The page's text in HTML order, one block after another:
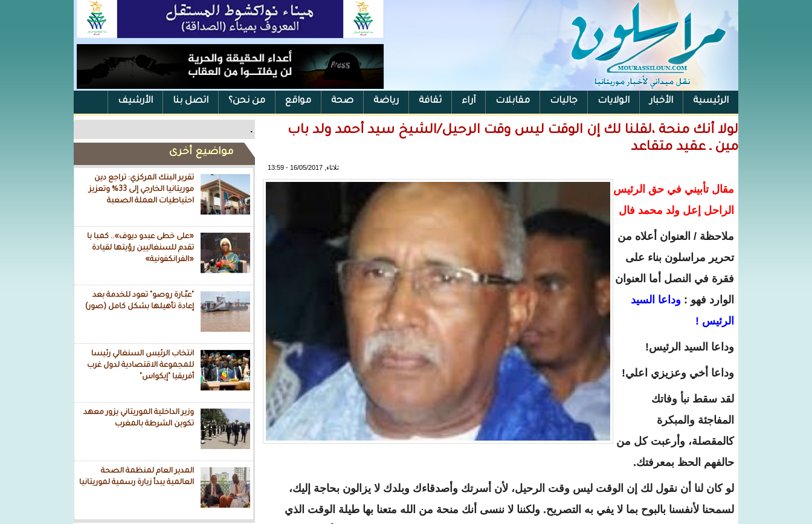
الرئيسية الأخبار الولايات جاليات مقابلات آراء ثقافة رياضة صحة مواقع من نحن؟ اتصل بنا الأرشيف
الفيس بوك .
مواضيع أخرى
تقرير البنك المركزي: تراجع دين
موريتانيا الخارجي إلى 33% وتعزيز
احتياطيات العملة الصعبة
«على خطى عبدو ديوف».. كمبا با
تقدم للسنغاليين رؤيتها لقيادة
«الفرانكفونية»
"عبّـارة روصو" تعود للخدمة بعد
إعادة تأهيلها بشكل كامل (صور)
انتخاب الرئيس السنغالي رئيسا
للمجموعة الاقتصادية لدول غرب
أفريقيا "إيكواس"
وزير الداخلية الموريتاني يزور معهد
تكوين الشرطة بالمغرب
المدير العام لمنظمة الصحة
العالمية يبدأ زيارة رسمية لموريتانيا
لولا أنك منحة ،لقلنا لك إن الوقت ليس وقت الرحيل/الشيخ سيد أحمد ولد باب
مين ـ عقيد متقاعد
ثلاثاء, 16/05/2017 - 13:59
مقال تأبيني في حق الرئيس
الراحل إعل ولد محمد فال
ملاحظة / العنوان أعلاه من
تحرير مراسلون بناء على
فقرة في النصل أما العنوان
الوارد فهو : وداعا السيد
الرئيس !
وداعا السيد الرئيس!
وداعا أخي وعزيزي اعلي!
لقد سقط نبأ وفاتك
المفاجئة والمبكرة
كالمقصلة، وأرعبت كل من
حالفهم الحظ بمعرفتك.
لو كان لنا أن نقول لك إن الوقت ليس وقت الرحيل، لأن أسرتك وأصدقاءك وبلدك لا يزالون بحاجة إليك،
لسمحنا لأنفسنا بالبوح بما لا يفي به التصريح. ولكننا لا ننسى أنك منحة من الله متعنا بها طيلة الوقت الذي